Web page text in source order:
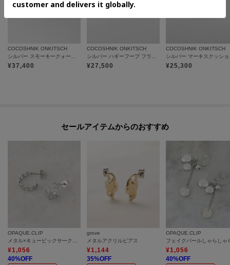
COCOSHNIK ONKITSCH
¥37,400
COCOSHNIK ONKITSCH
¥27,500
COCOSHNIK ONKITSCH
¥25,300
セールアイテムからのおすすめ
OPAQUE.CLIP
メタル×キュービックサークルピアス
¥1,056
40%OFF
grove
メタルアクリルピアス
¥1,144
35%OFF
OPAQUE.CLIP
¥1,056
40%OFF